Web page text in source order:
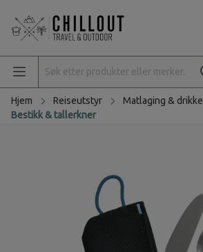
Hjem Reiseutstyr
Matlaging & drikke
Bestikk & tallerkner